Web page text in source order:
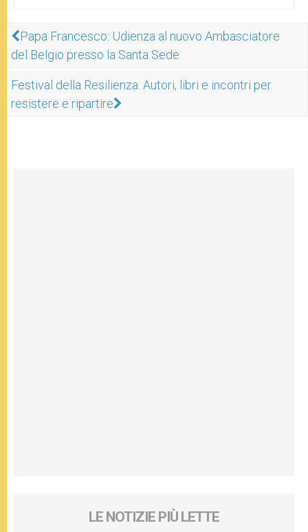
Papa Francesco: Udienza al nuovo Ambasciatore
del Belgio presso la Santa Sede
Festival della Resilienza: Autori, libri e incontri per
resistere e ripartire
LE NOTIZIE PIÙ LETTE